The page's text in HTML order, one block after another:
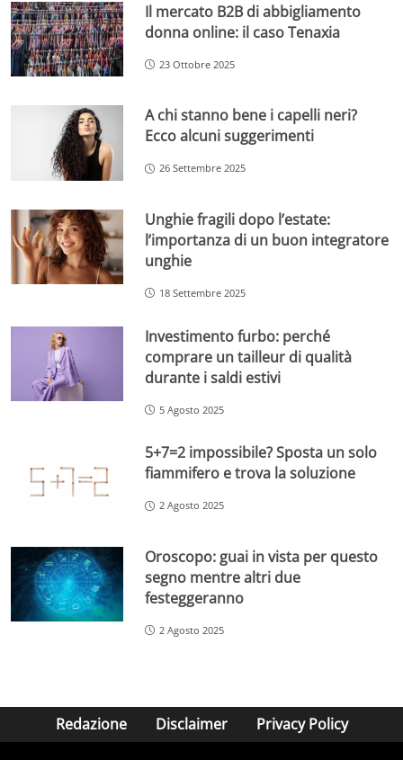
Il mercato B2B di abbigliamento
donna online: il caso Tenaxia
23 Ottobre 2025
A chi stanno bene i capelli neri?
Ecco alcuni suggerimenti
26 Settembre 2025
Unghie fragili dopo l’estate:
l’importanza di un buon integratore
unghie
18 Settembre 2025
Investimento furbo: perché
comprare un tailleur di qualità
durante i saldi estivi
5 Agosto 2025
5+7=2 impossibile? Sposta un solo
fiammifero e trova la soluzione
2 Agosto 2025
Oroscopo: guai in vista per questo
segno mentre altri due
festeggeranno
2 Agosto 2025
Redazione Disclaimer Privacy Policy